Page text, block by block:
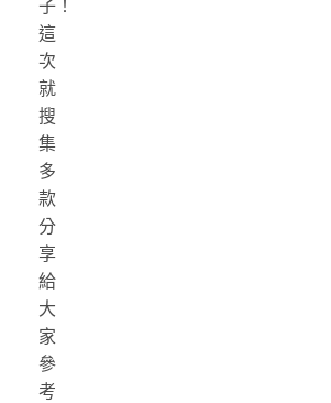
子！
這
次
就
搜
集
多
款
分
享
給
大
家
參
考